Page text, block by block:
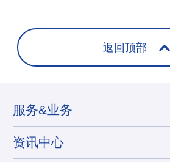
返回顶部
服务&业务
资讯中心